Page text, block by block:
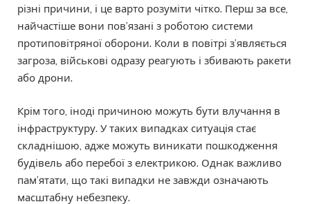
різні причини, і це варто розуміти чітко. Перш за все,
найчастіше вони пов’язані з роботою системи
протиповітряної оборони. Коли в повітрі з’являється
загроза, військові одразу реагують і збивають ракети
або дрони.
Крім того, іноді причиною можуть бути влучання в
інфраструктуру. У таких випадках ситуація стає
складнішою, адже можуть виникати пошкодження
будівель або перебої з електрикою. Однак важливо
пам’ятати, що такі випадки не завжди означають
масштабну небезпеку.